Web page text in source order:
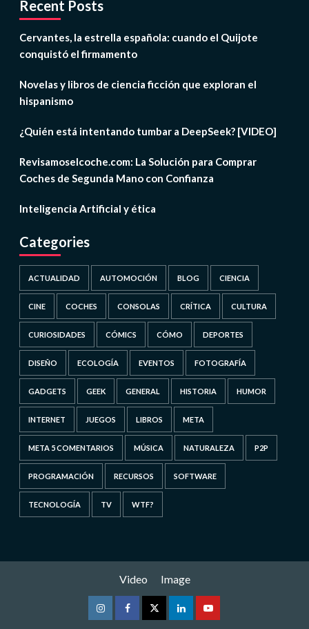
Recent Posts
Cervantes, la estrella española: cuando el Quijote
conquistó el firmamento
Novelas y libros de ciencia ficción que exploran el
hispanismo
¿Quién está intentando tumbar a DeepSeek? [VIDEO]
Revisamoselcoche.com: La Solución para Comprar
Coches de Segunda Mano con Confianza
Inteligencia Artificial y ética
Categories
ACTUALIDAD AUTOMOCIÓN BLOG CIENCIA
CINE COCHES CONSOLAS CRÍTICA CULTURA
CURIOSIDADES CÓMICS CÓMO DEPORTES
DISEÑO ECOLOGÍA EVENTOS FOTOGRAFÍA
GADGETS GEEK GENERAL HISTORIA HUMOR
INTERNET JUEGOS LIBROS META
META 5 COMENTARIOS MÚSICA NATURALEZA P2P
PROGRAMACIÓN RECURSOS SOFTWARE
TECNOLOGÍA TV WTF?
Video Image
InstagramFacebookTwitterLinkedinYoutube